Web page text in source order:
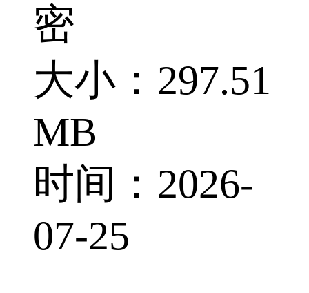
密
大小：297.51
MB
时间：2026-
07-25